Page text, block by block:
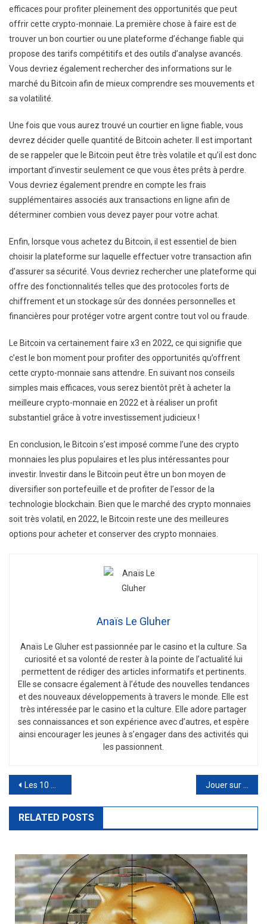
efficaces pour profiter pleinement des opportunités que peut
offrir cette crypto-monnaie. La première chose à faire est de
trouver un bon courtier ou une plateforme d’échange fiable qui
propose des tarifs compétitifs et des outils d’analyse avancés.
Vous devriez également rechercher des informations sur le
marché du Bitcoin afin de mieux comprendre ses mouvements et
sa volatilité.
Une fois que vous aurez trouvé un courtier en ligne fiable, vous
devrez décider quelle quantité de Bitcoin acheter. Il est important
de se rappeler que le Bitcoin peut être très volatile et qu’il est donc
important d’investir seulement ce que vous êtes prêts à perdre.
Vous devriez également prendre en compte les frais
supplémentaires associés aux transactions en ligne afin de
déterminer combien vous devez payer pour votre achat.
Enfin, lorsque vous achetez du Bitcoin, il est essentiel de bien
choisir la plateforme sur laquelle effectuer votre transaction afin
d’assurer sa sécurité. Vous devriez rechercher une plateforme qui
offre des fonctionnalités telles que des protocoles forts de
chiffrement et un stockage sûr des données personnelles et
financières pour protéger votre argent contre tout vol ou fraude.
Le Bitcoin va certainement faire x3 en 2022, ce qui signifie que
c’est le bon moment pour profiter des opportunités qu’offrent
cette crypto-monnaie sans attendre. En suivant nos conseils
simples mais efficaces, vous serez bientôt prêt à acheter la
meilleure crypto-monnaie en 2022 et à réaliser un profit
substantiel grâce à votre investissement judicieux !
En conclusion, le Bitcoin s’est imposé comme l’une des crypto
monnaies les plus populaires et les plus intéressantes pour
investir. Investir dans le Bitcoin peut être un bon moyen de
diversifier son portefeuille et de profiter de l’essor de la
technologie blockchain. Bien que le marché des crypto monnaies
soit très volatil, en 2022, le Bitcoin reste une des meilleures
options pour acheter et conserver des crypto monnaies.
Anaïs Le Gluher
Anaïs Le Gluher est passionnée par le casino et la culture. Sa
curiosité et sa volonté de rester à la pointe de l’actualité lui
permettent de rédiger des articles informatifs et pertinents.
Elle se consacre également à l’étude des nouvelles tendances
et des nouveaux développements à travers le monde. Elle est
très intéressée par le casino et la culture. Elle adore partager
ses connaissances et son expérience avec d’autres, et espère
ainsi encourager les jeunes à s’engager dans des activités qui
les passionnent.
Post
navigation
Les 10 meilleurs Jeux de Casino en ligne 2022 avec Bonus offert Jouer sur les meilleurs casino en ligne de Noël 2022
RELATED POSTS